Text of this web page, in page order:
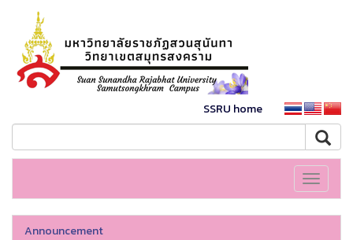
SSRU home
Toggle
Announcement